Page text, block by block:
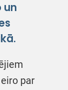
un
par